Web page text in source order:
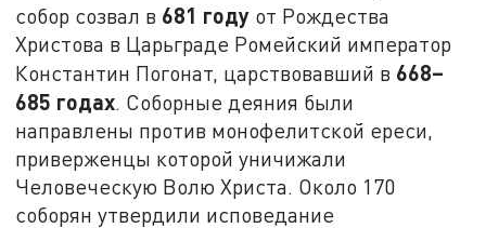
собор созвал в 681 году от Рождества
Христова в Царьграде Ромейский император
Константин Погонат, царствовавший в 668–
685 годах. Соборные деяния были
направлены против монофелитской ереси,
приверженцы которой уничижали
Человеческую Волю Христа. Около 170
соборян утвердили исповедание